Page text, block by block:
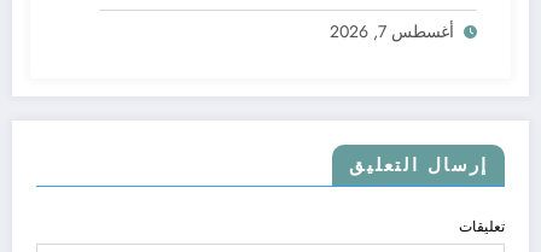
أغسطس 7, 2026
إرسال التعليق
تعليقات